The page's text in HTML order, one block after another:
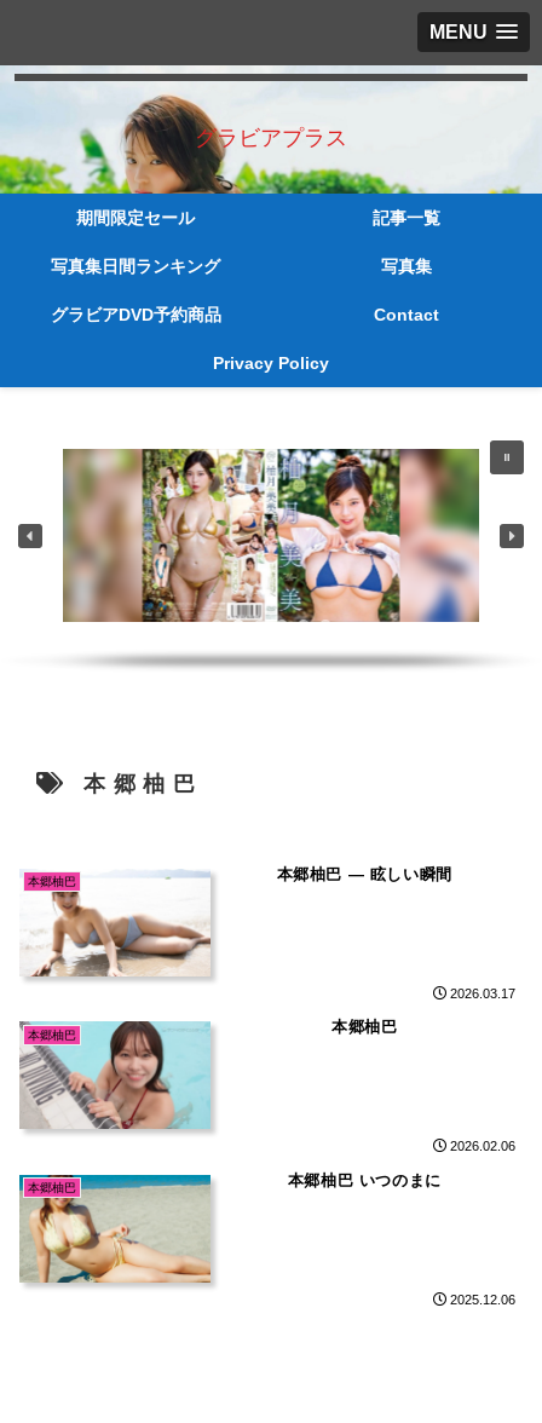
MENU
グラビアプラス
期間限定セール 記事一覧
写真集日間ランキング 写真集
グラビアDVD予約商品 Contact
Privacy Policy
本郷柚巴
本郷柚巴 本郷柚巴 ― 眩しい瞬間
2026.03.17
本郷柚巴 本郷柚巴
2026.02.06
本郷柚巴 本郷柚巴 いつのまに
2025.12.06